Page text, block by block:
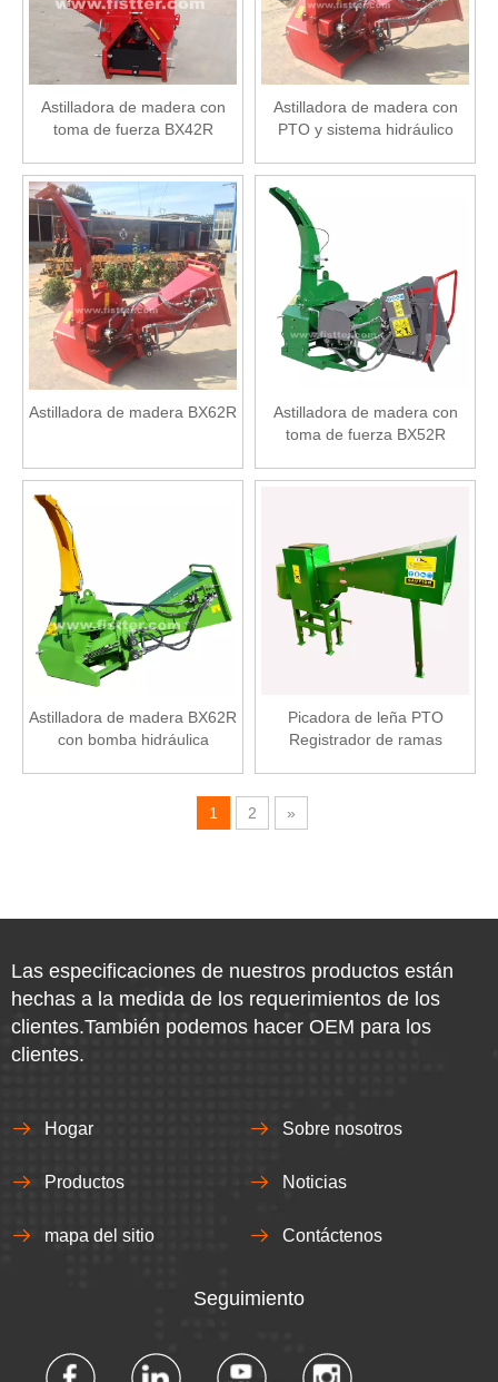
Astilladora de madera con
toma de fuerza BX42R
Astilladora de madera con
PTO y sistema hidráulico
Astilladora de madera BX62R
Astilladora de madera con
toma de fuerza BX52R
Astilladora de madera BX62R
con bomba hidráulica
Picadora de leña PTO
Registrador de ramas
1 2 »
Las especificaciones de nuestros productos están
hechas a la medida de los requerimientos de los
clientes.También podemos hacer OEM para los
clientes.
Hogar Sobre nosotros
Productos Noticias
mapa del sitio Contáctenos
Seguimiento​​​​​​​